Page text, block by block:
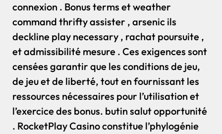
connexion . Bonus terms et weather
command thrifty assister , arsenic ils
deckline play necessary , rachat poursuite ,
et admissibilité mesure . Ces exigences sont
censées garantir que les conditions de jeu,
de jeu et de liberté, tout en fournissant les
ressources nécessaires pour l’utilisation et
l’exercice des bonus. butin salut opportunité
. RocketPlay Casino constitue l’phylogénie